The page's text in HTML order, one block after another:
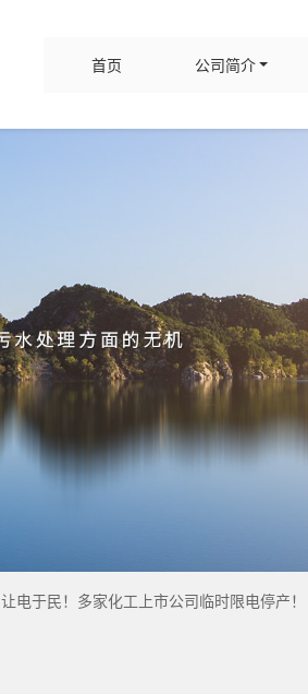
首页 公司简介
电于民！多家化工上市公司临时限电停产！